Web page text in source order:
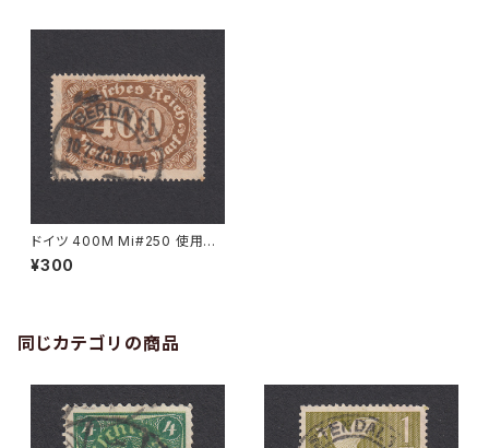
ドイツ 400M Mi#250 使用済
み切手｜BERLIN 10.2.1923
¥300
同じカテゴリの商品